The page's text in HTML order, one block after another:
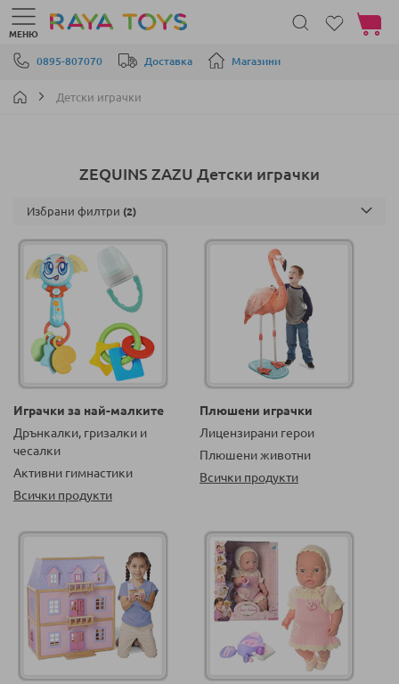
Прескачане към съдържанието
0895-807070 Доставка Магазини
МЕНЮ
Моята
Детски играчки
ZEQUINS ZAZU Детски играчки
Играчки за най-малките
Дрънкалки, гризалки и
чесалки
Активни гимнастики
Всички продукти
Плюшени играчки
Лицензирани герои
Плюшени животни
Всички продукти
Избрани филтри